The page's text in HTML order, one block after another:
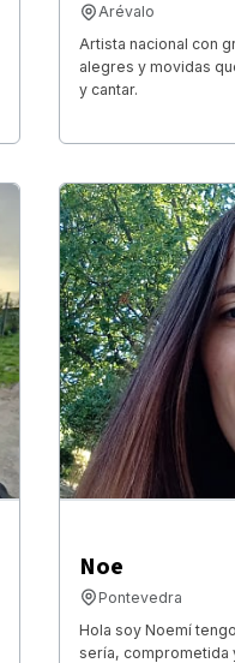
Arévalo
Artista nacional con
alegres y movidas
y cantar.
Noe
Pontevedra
Hola soy Noemí
sería, comprometida